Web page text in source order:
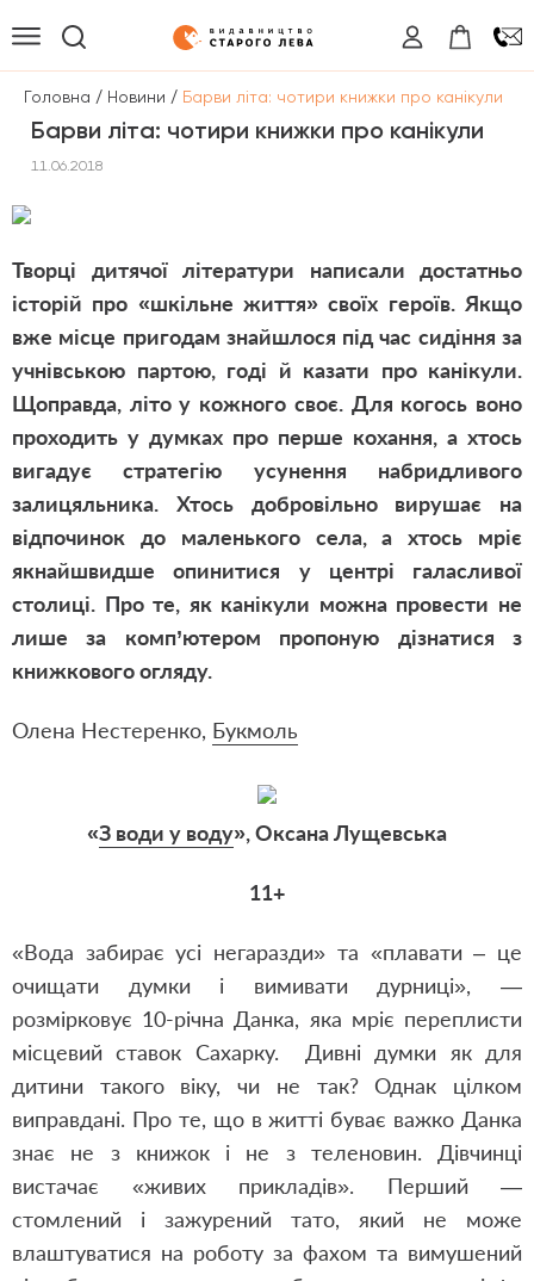
Головна / Новини / Барви літа: чотири книжки про канікули
Барви літа: чотири книжки про канікули
11.06.2018
Творці дитячої літератури написали достатньо
історій про «шкільне життя» своїх героїв. Якщо
вже місце пригодам знайшлося під час сидіння за
учнівською партою, годі й казати про канікули.
Щоправда, літо у кожного своє. Для когось воно
проходить у думках про перше кохання, а хтось
вигадує стратегію усунення набридливого
залицяльника. Хтось добровільно вирушає на
відпочинок до маленького села, а хтось мріє
якнайшвидше опинитися у центрі галасливої
столиці. Про те, як канікули можна провести не
лише за комп’ютером пропоную дізнатися з
книжкового огляду.
Олена Нестеренко, Букмоль
«З води у воду», Оксана Лущевська
11+
«Вода забирає усі негаразди» та «плавати – це
очищати думки і вимивати дурниці», —
розмірковує 10-річна Данка, яка мріє переплисти
місцевий ставок Сахарку. Дивні думки як для
дитини такого віку, чи не так? Однак цілком
виправдані. Про те, що в житті буває важко Данка
знає не з книжок і не з теленовин. Дівчинці
вистачає «живих прикладів». Перший —
стомлений і зажурений тато, який не може
влаштуватися на роботу за фахом та вимушений